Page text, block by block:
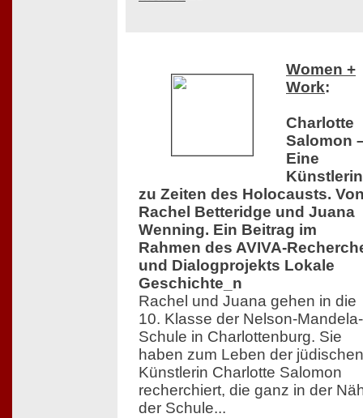
Women +
Work:
Charlotte
Salomon
Eine
Künstlerin
zu Zeiten des Holocausts.
Rachel Betteridge und Juana
Wenning. Ein Beitrag im
Rahmen des AVIVA-
und Dialogprojekts Lokale
Geschichte_n
Rachel und Juana gehen in die
10. Klasse der Nelson-Mandela-
Schule in Charlottenburg. Sie
haben zum Leben der jüdischen
Künstlerin Charlotte Salomon
recherchiert, die ganz in der
der Schule...